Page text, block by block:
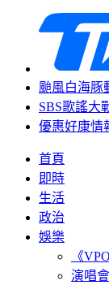
颱風白海豚
SBS歌謠大
優惠好康情
首頁
即時
生活
政治
娛樂
《
演唱